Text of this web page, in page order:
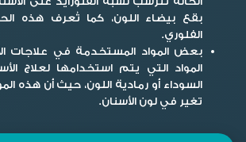
بقع بيضاء اللون، كما تُعرف هذه
الفلوري.
بعض المواد المستخدمة في علاجات
المواد التي يتم استخدامها لعلاج
السوداء أو رمادية اللون، حيث أن هذه
تغير في لون الأسنان.